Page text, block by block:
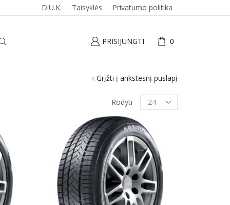
D.U.K. Taisyklės Privatumo politika
PRISIJUNGTI 0
Grįžti į ankstesnį puslapį
Rodyti
Produktai
puslapyje